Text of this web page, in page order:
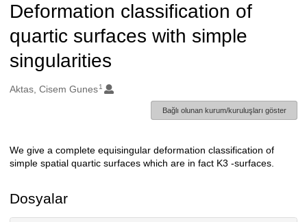
Deformation classification of
quartic surfaces with simple
singularities
Oluşturanlar
Aktas, Cisem Gunes1
Bağlı olunan kurum/kuruluşları göster
Açıklama
We give a complete equisingular deformation classification of
simple spatial quartic surfaces which are in fact K3 -surfaces.
Dosyalar